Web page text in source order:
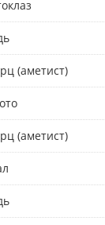
(аметист)
(аметист)